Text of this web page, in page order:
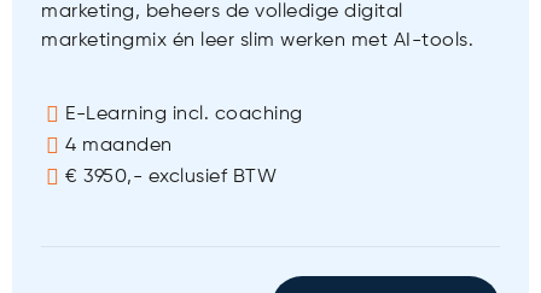
marketing, beheers de volledige digital
marketingmix én leer slim werken met AI-tools.
E-Learning incl. coaching
4 maanden
€ 3950,- exclusief BTW